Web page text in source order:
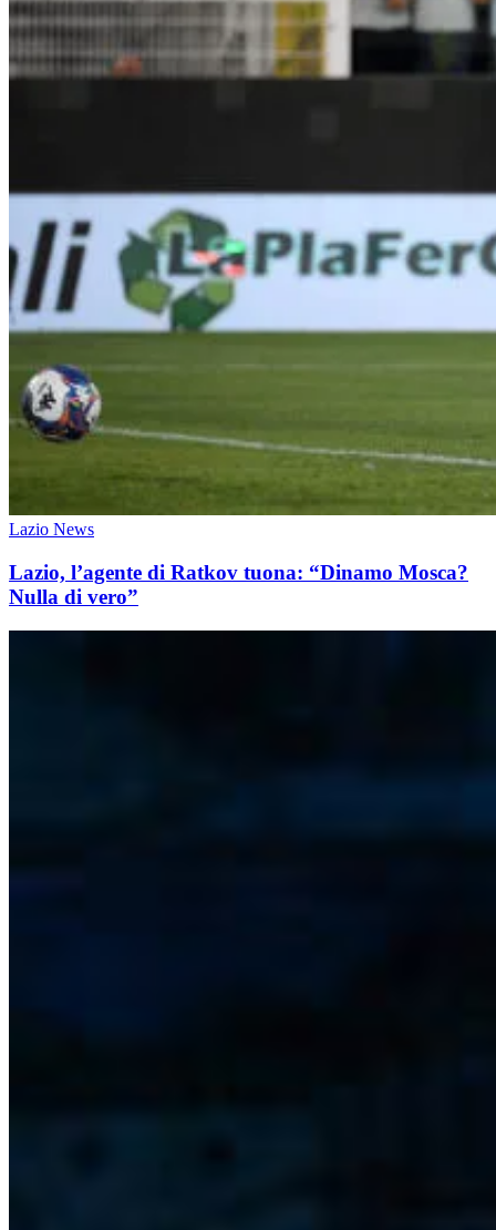
Lazio News
Lazio, l’agente di Ratkov tuona: “Dinamo Mosca?
Nulla di vero”